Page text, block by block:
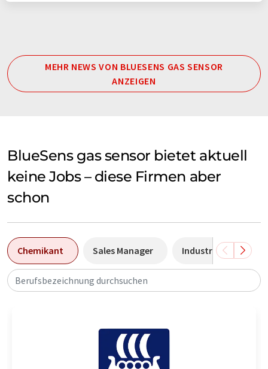
MEHR NEWS VON BLUESENS GAS SENSOR
ANZEIGEN
BlueSens gas sensor bietet aktuell
keine Jobs – diese Firmen aber
schon
Chemikant Sales Manager
Berufsbezeichnung durchsuchen